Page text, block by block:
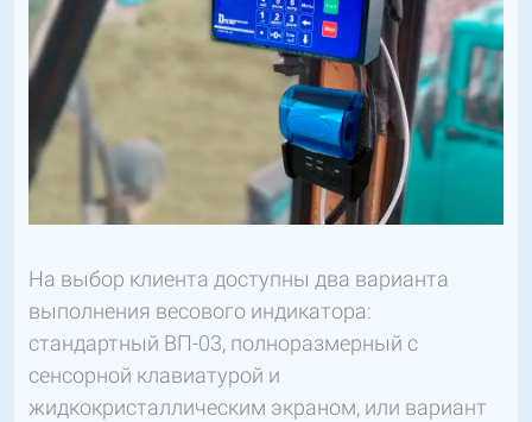
На выбор клиента доступны два варианта
выполнения весового индикатора:
стандартный ВП-03, полноразмерный с
сенсорной клавиатурой и
жидкокристаллическим экраном, или вариант